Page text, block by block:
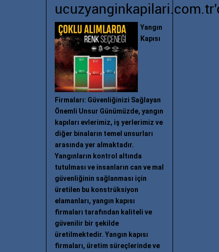
Yangın
Kapısı
Firmaları: Güvenliğinizi Sağlayan
Önemli Unsur Günümüzde, yangın
kapıları evlerimiz, iş yerlerimiz ve
diğer binaların temel unsurları
arasında yer almaktadır.
Yangınların kontrol altında
tutulması ve insanların can ve mal
güvenliğinin sağlanması için
üretilen bu konstrüksiyon
elamanları, yangın kapısı
firmaları tarafından kaliteli ve
güvenilir bir şekilde
üretilmektedir. Yangın kapısı
firmaları, üretim süreçlerinde ve